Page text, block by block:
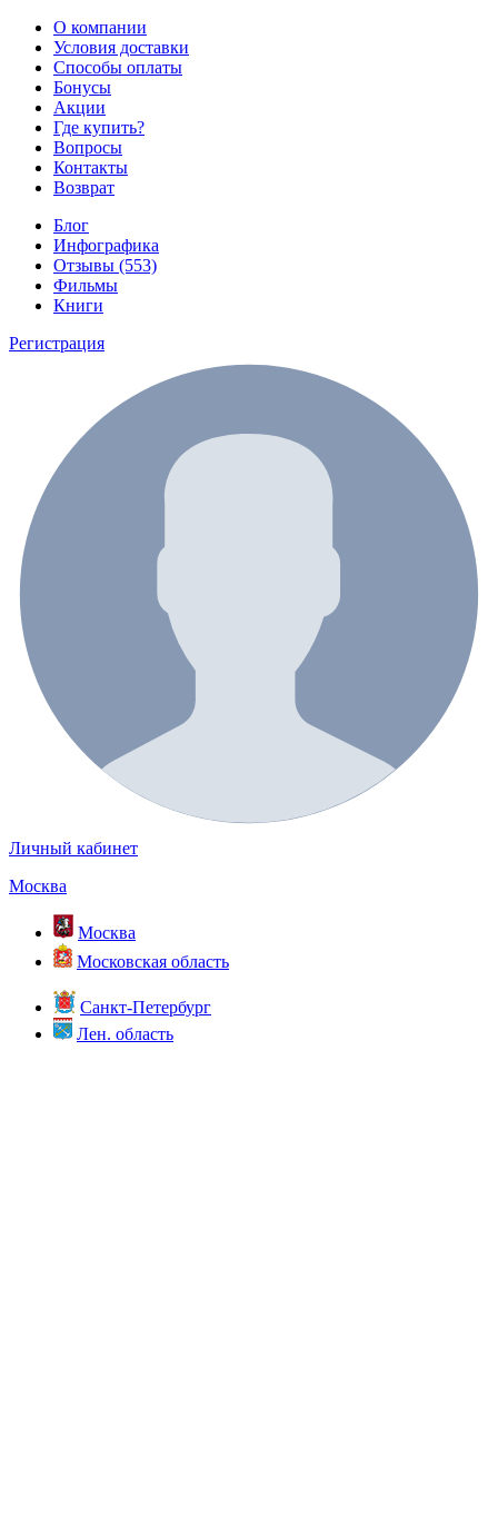
О компании
Условия доставки
Способы оплаты
Бонусы
Акции
Где купить?
Вопросы
Контакты
Возврат
Блог
Инфографика
Отзывы (553)
Фильмы
Книги
Регистрация
Личный кабинет
Москва
Москва
Московская область
Санкт-Петербург
Лен. область